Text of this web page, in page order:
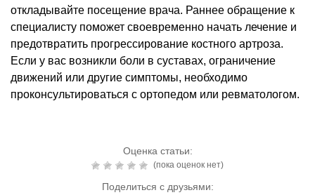
откладывайте посещение врача. Раннее обращение к
специалисту поможет своевременно начать лечение и
предотвратить прогрессирование костного артроза.
Если у вас возникли боли в суставах, ограничение
движений или другие симптомы, необходимо
проконсультироваться с ортопедом или ревматологом.
Оценка статьи:
(пока оценок нет)
Поделиться с друзьями: